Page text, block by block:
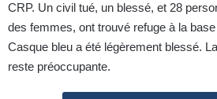
CRP. Un civil tué, un blessé, et 28
des femmes, ont trouvé refuge à la
Casque bleu a été légèrement blessé.
reste préoccupante.